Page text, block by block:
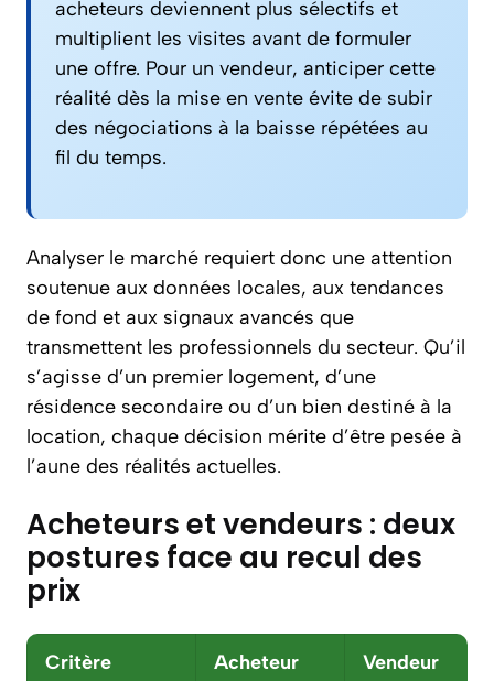
acheteurs deviennent plus sélectifs et
multiplient les visites avant de formuler
une offre. Pour un vendeur, anticiper cette
réalité dès la mise en vente évite de subir
des négociations à la baisse répétées au
fil du temps.
Analyser le marché requiert donc une attention
soutenue aux données locales, aux tendances
de fond et aux signaux avancés que
transmettent les professionnels du secteur. Qu’il
s’agisse d’un premier logement, d’une
résidence secondaire ou d’un bien destiné à la
location, chaque décision mérite d’être pesée à
l’aune des réalités actuelles.
Acheteurs et vendeurs : deux
postures face au recul des
prix
Critère Acheteur Vendeur